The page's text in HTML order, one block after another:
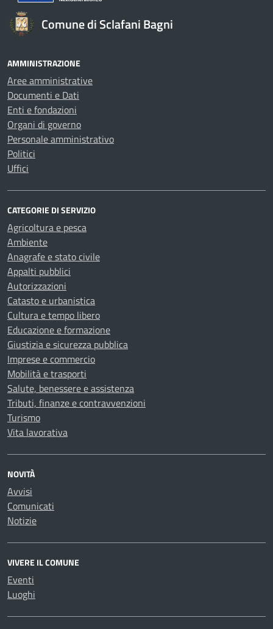
Comune di Sclafani Bagni
AMMINISTRAZIONE
Aree amministrative
Documenti e Dati
Enti e fondazioni
Organi di governo
Personale amministrativo
Politici
Uffici
CATEGORIE DI SERVIZIO
Agricoltura e pesca
Ambiente
Anagrafe e stato civile
Appalti pubblici
Autorizzazioni
Catasto e urbanistica
Cultura e tempo libero
Educazione e formazione
Giustizia e sicurezza pubblica
Imprese e commercio
Mobilità e trasporti
Salute, benessere e assistenza
Tributi, finanze e contravvenzioni
Turismo
Vita lavorativa
NOVITÀ
Avvisi
Comunicati
Notizie
VIVERE IL COMUNE
Eventi
Luoghi